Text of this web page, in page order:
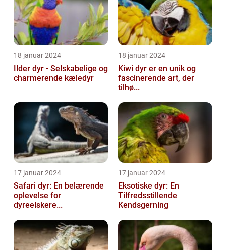
18 januar 2024
Ilder dyr - Selskabelige og
charmerende kæledyr
18 januar 2024
Kiwi dyr er en unik og
fascinerende art, der
tilhø...
17 januar 2024
Safari dyr: En belærende
oplevelse for
dyreelskere...
17 januar 2024
Eksotiske dyr: En
Tilfredsstillende
Kendsgerning